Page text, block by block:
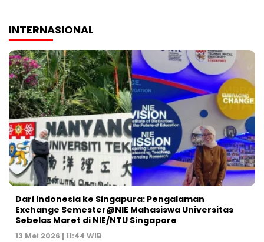
INTERNASIONAL
Dari Indonesia ke Singapura: Pengalaman
Exchange Semester@NIE Mahasiswa Universitas
Sebelas Maret di NIE/NTU Singapore
13 Mei 2026 | 11:44 WIB